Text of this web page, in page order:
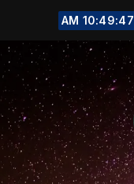
10:49:48 AM